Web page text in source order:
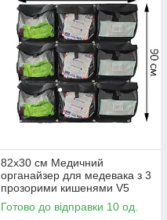
82x30 см Медичний
органайзер для медевака з 3
прозорими кишенями V5
Стохід
Готово до відправки 10 од.